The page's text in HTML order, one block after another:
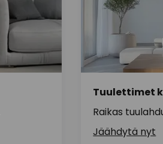
Tuulettimet
Raikas
Jäähdytä nyt